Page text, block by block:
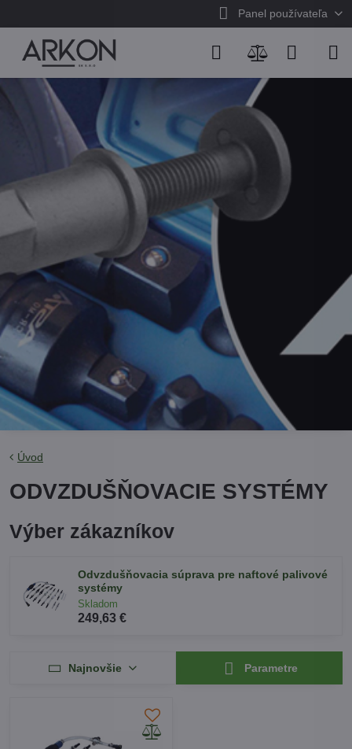
Panel používateľa
Úvod
ODVZDUŠŇOVACIE SYSTÉMY
Výber zákazníkov
Odvzdušňovacia súprava pre naftové palivové
systémy
Skladom
249,63 €
Najnovšie Parametre